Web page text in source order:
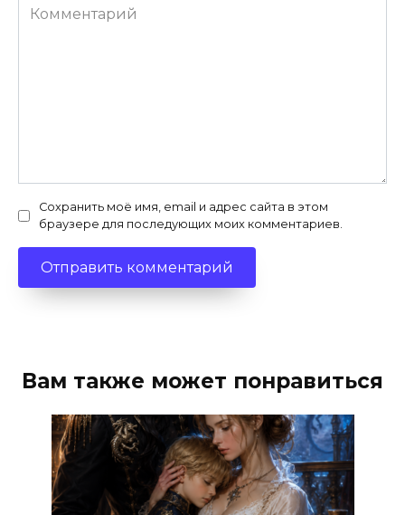
Комментарий
Сохранить моё имя, email и адрес сайта в этом
браузере для последующих моих комментариев.
Вам также может понравиться